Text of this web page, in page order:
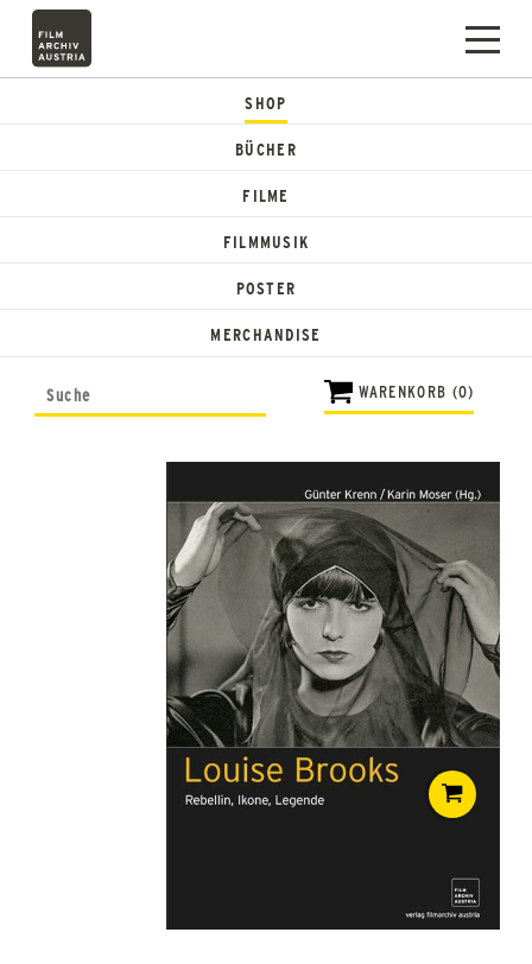
SHOP
BÜCHER
FILME
FILMMUSIK
POSTER
MERCHANDISE
WARENKORB (0)